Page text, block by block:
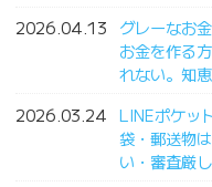
2026.04.13
グレーなお
お金を作る
れない。知
2026.03.24 LINEポケッ
袋・郵送物
い・審査厳